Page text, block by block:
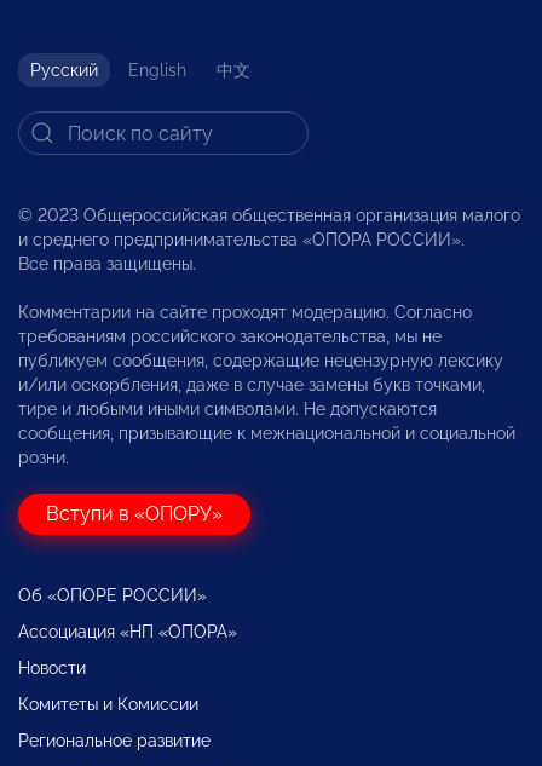
Русский English 中文
© 2023 Общероссийская общественная организация малого
и среднего предпринимательства «ОПОРА РОССИИ».
Все права защищены.
Комментарии на сайте проходят модерацию. Согласно
требованиям российского законодательства, мы не
публикуем сообщения, содержащие нецензурную лексику
и/или оскорбления, даже в случае замены букв точками,
тире и любыми иными символами. Не допускаются
сообщения, призывающие к межнациональной и социальной
розни.
Вступи в «ОПОРУ»
Об «ОПОРЕ РОССИИ»
Ассоциация «НП «ОПОРА»
Новости
Комитеты и Комиссии
Региональное развитие